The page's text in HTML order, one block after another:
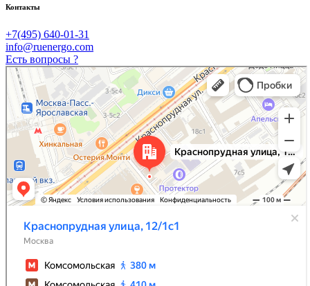
Контакты
+7(495) 640-01-31
info@ruenergo.com
Есть вопросы ?